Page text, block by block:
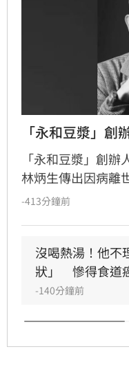
「永和豆漿」
「永和豆漿」創
林炳生傳出因病離
本集團今（8）日
-413分鐘前
沒喝熱湯！他不
狀」　慘得食道
-140分鐘前